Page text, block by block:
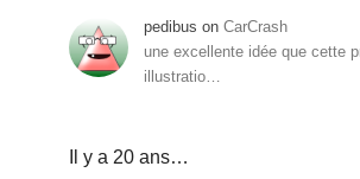
pedibus on CarCrash
une excellente idée que cette
illustratio…
Il y a 20 ans…